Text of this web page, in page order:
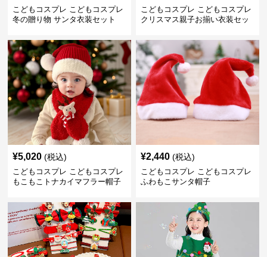
こどもコスプレ こどもコスプレ
冬の贈り物 サンタ衣装セット
こどもコスプレ こどもコスプレ
クリスマス親子お揃い衣装セッ
¥5,020 (税込)
こどもコスプレ こどもコスプレ
もこもこトナカイマフラー帽子
¥2,440 (税込)
こどもコスプレ こどもコスプレ
ふわもこサンタ帽子